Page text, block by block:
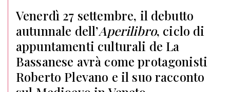
Venerdì 27 settembre, il debutto
autunnale dell’Aperilibro, ciclo di
appuntamenti culturali de La
Bassanese avrà come protagonisti
Roberto Plevano e il suo racconto